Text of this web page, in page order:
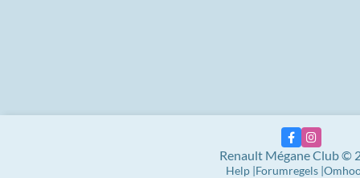
Renault Mégane Club ©
Help Forumregels